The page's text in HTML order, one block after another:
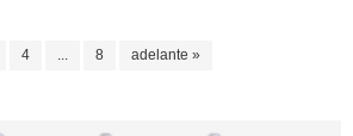
4 ... 8 adelante »